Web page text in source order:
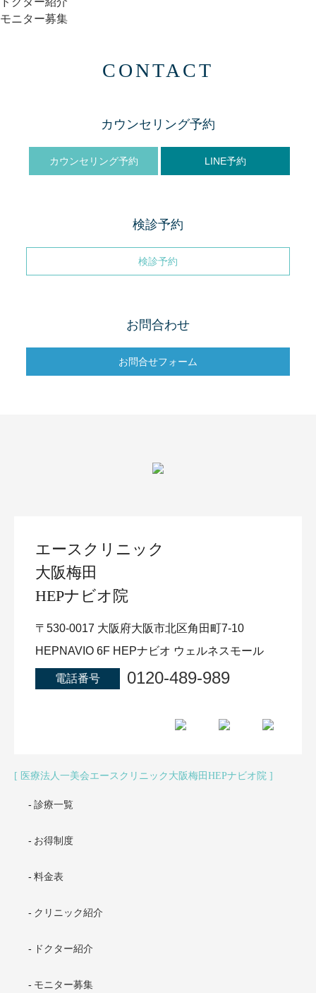
モニター募集
CONTACT
カウンセリング予約
カウンセリング予約 LINE予約
検診予約
検診予約
お問合わせ
お問合せフォーム
エースクリニック
大阪梅田
HEPナビオ院
〒530-0017 大阪府大阪市北区角田町7-10
HEPNAVIO 6F HEPナビオ ウェルネスモール
電話番号 0120-489-989
医療法人一美会エースクリニック大阪梅田HEPナビオ院
診療一覧
お得制度
料金表
クリニック紹介
ドクター紹介
モニター募集